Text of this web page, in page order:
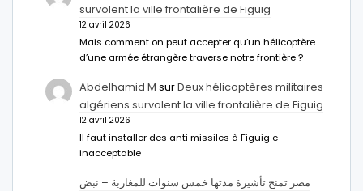
survolent la ville frontalière de Figuig
12 avril 2026
Mais comment on peut accepter qu’un hélicoptère
d’une armée étrangère traverse notre frontière ?
Abdelhamid M surDeux hélicoptères militaires
algériens survolent la ville frontalière de Figuig
12 avril 2026
Il faut installer des anti missiles à Figuig c
inacceptable
مصر تمنح تأشيرة مدتها خمس سنوات للمغاربة – نبض